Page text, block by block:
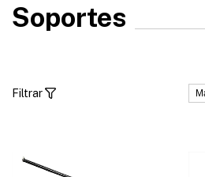
Soportes
Filtrar